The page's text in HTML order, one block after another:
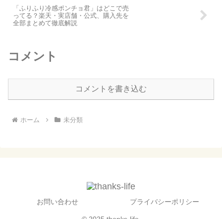
「ふりふり冷感ポンチョ君」はどこで売
ってる？楽天・実店舗・公式、購入先を
全部まとめて徹底解説
コメント
コメントを書き込む
ホーム 未分類
お問い合わせ プライバシーポリシー